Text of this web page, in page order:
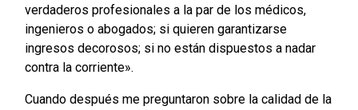
verdaderos profesionales a la par de los médicos,
ingenieros o abogados; si quieren garantizarse
ingresos decorosos; si no están dispuestos a nadar
contra la corriente».
Cuando después me preguntaron sobre la calidad de la